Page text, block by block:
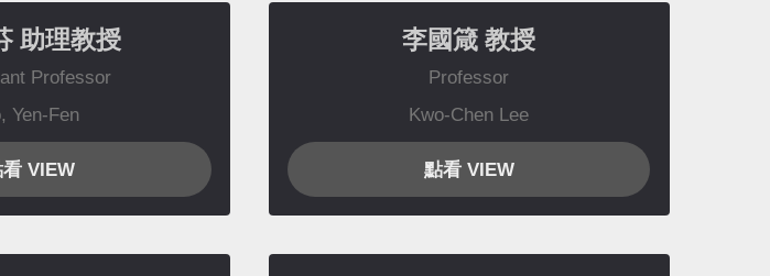
助理教授
Professor
Yen-Fen
VIEW
李國箴教授
Professor
Kwo-Chen Lee
點看 VIEW